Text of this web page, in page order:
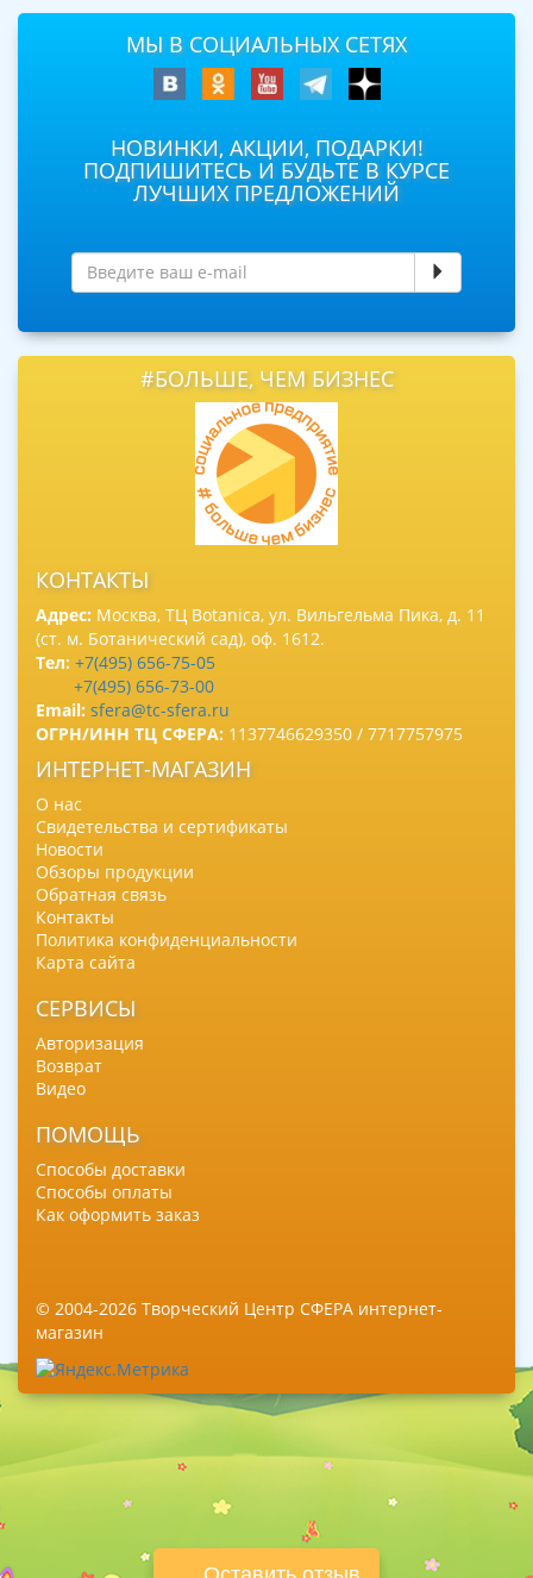
МЫ В СОЦИАЛЬНЫХ СЕТЯХ
НОВИНКИ, АКЦИИ, ПОДАРКИ!
ПОДПИШИТЕСЬ И БУДЬТЕ В КУРСЕ
ЛУЧШИХ ПРЕДЛОЖЕНИЙ
#БОЛЬШЕ, ЧЕМ БИЗНЕС
КОНТАКТЫ
Адрес: Москва, ТЦ Botanica, ул. Вильгельма Пика, д. 11
(ст. м. Ботанический сад), оф. 1612.
Тел: +7(495) 656-75-05
+7(495) 656-73-00
Email: sfera@tc-sfera.ru
ОГРН/ИНН ТЦ СФЕРА: 1137746629350 / 7717757975
ИНТЕРНЕТ-МАГАЗИН
О нас
Свидетельства и сертификаты
Новости
Обзоры продукции
Обратная связь
Контакты
Политика конфиденциальности
Карта сайта
СЕРВИСЫ
Авторизация
Возврат
Видео
ПОМОЩЬ
Способы доставки
Способы оплаты
Как оформить заказ
© 2004-2026 Творческий Центр СФЕРА интернет-
магазин